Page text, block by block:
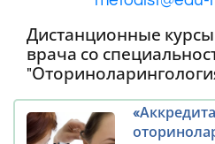
Дистанционные
врача со